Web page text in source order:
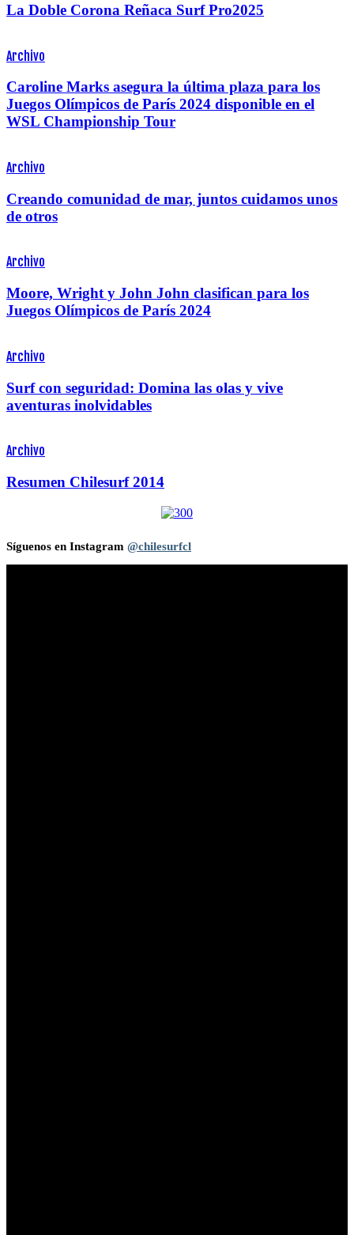
La Doble Corona Reñaca Surf Pro2025
Archivo
Caroline Marks asegura la última plaza para los
Juegos Olímpicos de París 2024 disponible en el
WSL Championship Tour
Archivo
Creando comunidad de mar, juntos cuidamos unos
de otros
Archivo
Moore, Wright y John John clasifican para los
Juegos Olímpicos de París 2024
Archivo
Surf con seguridad: Domina las olas y vive
aventuras inolvidables
Archivo
Resumen Chilesurf 2014
Síguenos en Instagram @chilesurfcl